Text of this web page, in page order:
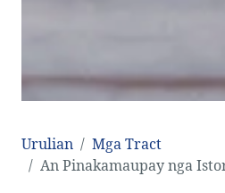
Urulian
Mga Tract
An Pinakamaupay nga